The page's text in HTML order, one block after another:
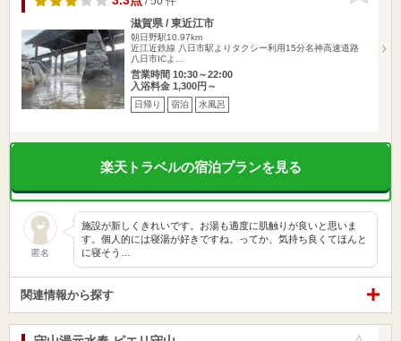
滋賀県 / 東近江市
朝日野駅10.97km
近江近鉄線 八日市駅よりタクシー利用15分名神高速道路
八日市ICよ…
営業時間 10:30～22:00
入浴料金 1,300円～
日帰り 宿泊 水風呂
楽天トラベルの宿泊プランを見る
匿名
施設が新しくきれいです。お湯も適度に肌触りが良いと思いま
す。個人的には寝湯が好きですね。ってか、気持ち良くてほんと
に寝そう…
関連情報から探す